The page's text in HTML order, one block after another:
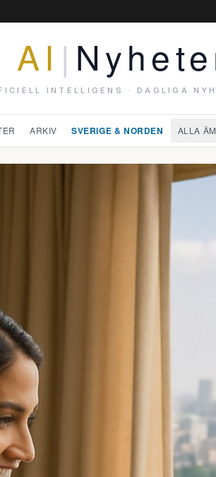
AI |
INTELLIGENS · DAGLIGA
ARKIV SVERIGE & NORDEN ALLA